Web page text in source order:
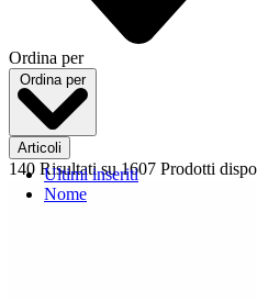
Ordina per
Ordina per
Ultimi inseriti
Nome
Articoli
140 Risultatisu 1607 Prodotti